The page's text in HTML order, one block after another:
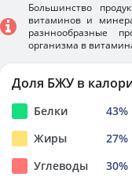
Большинство
витаминов и
разннообразные
организма в
Доля БЖУ в
Белки 43%
Жиры
27%
Углеводы
30%